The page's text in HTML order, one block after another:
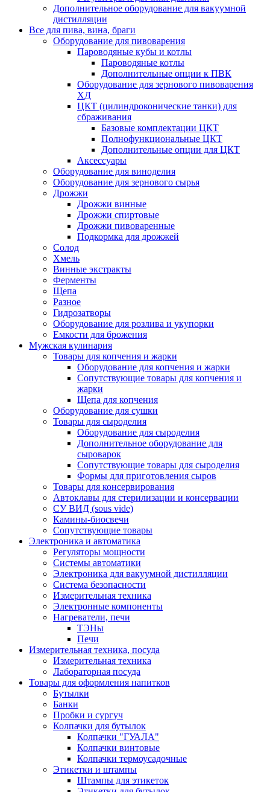
Дополнительное оборудование для вакуумной
дистилляции
Все для пива, вина, браги
Оборудование для пивоварения
Пароводяные кубы и котлы
Пароводяные котлы
Дополнительные опции к ПВК
Оборудование для зернового пивоварения
ХД
ЦКТ (цилиндроконические танки) для
сбраживания
Базовые комплектации ЦКТ
Полнофункциональные ЦКТ
Дополнительные опции для ЦКТ
Аксессуары
Оборудование для виноделия
Оборудование для зернового сырья
Дрожжи
Дрожжи винные
Дрожжи спиртовые
Дрожжи пивоваренные
Подкормка для дрожжей
Солод
Хмель
Винные экстракты
Ферменты
Щепа
Разное
Гидрозатворы
Оборудование для розлива и укупорки
Емкости для брожения
Мужская кулинария
Товары для копчения и жарки
Оборудование для копчения и жарки
Сопутствующие товары для копчения и
жарки
Щепа для копчения
Оборудование для сушки
Товары для сыроделия
Оборудование для сыроделия
Дополнительное оборудование для
сыроварок
Сопутствующие товары для сыроделия
Формы для приготовления сыров
Товары для консервирования
Автоклавы для стерилизации и консервации
СУ ВИД (sous vide)
Камины-биосвечи
Сопутствующие товары
Электроника и автоматика
Регуляторы мощности
Системы автоматики
Электроника для вакуумной дистилляции
Система безопасности
Измерительная техника
Электронные компоненты
Нагреватели, печи
ТЭНы
Печи
Измерительная техника, посуда
Измерительная техника
Лабораторная посуда
Товары для оформления напитков
Бутылки
Банки
Пробки и сургуч
Колпачки для бутылок
Колпачки "ГУАЛА"
Колпачки винтовые
Колпачки термоусадочные
Этикетки и штампы
Штампы для этикеток